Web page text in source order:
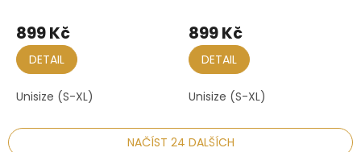
899 Kč
DETAIL
Unisize (S-XL)
899 Kč
DETAIL
Unisize (S-XL)
NAČÍST 24 DALŠÍCH